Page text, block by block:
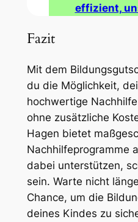
effizient,
Fazit
Mit dem
du die Möglichkeit,
hochwertige
ohne zusätzliche
Hagen bietet
Nachhilfeprogramme
dabei unterstützen,
sein. Warte nicht
Chance, um die
deines Kindes zu